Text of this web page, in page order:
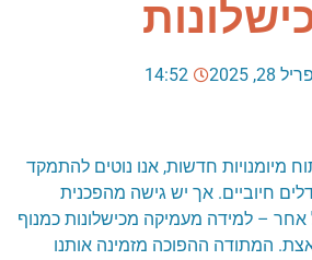
28, 2025
14:52
מיומנויות חדשות, אנו נוטים להתמקד
חיוביים. אך יש גישה מהפכנית
– למידה מעמיקה מכישלונות כמנוף
המתודה ההפוכה מזמינה אותנו